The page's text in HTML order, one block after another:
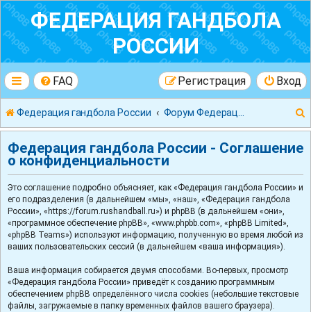
ФЕДЕРАЦИЯ ГАНДБОЛА
РОССИИ
FAQ Вход
Регистрация
Федерация гандбола России
Федерация гандбола России - Соглашение
о конфиденциальности
Это соглашение подробно объясняет, как «Федерация гандбола России» и
его подразделения (в дальнейшем «мы», «наш», «Федерация гандбола
России», «https://forum.rushandball.ru») и phpBB (в дальнейшем «они»,
«программное обеспечение phpBB», «www.phpbb.com», «phpBB Limited»,
«phpBB Teams») используют информацию, полученную во время любой из
ваших пользовательских сессий (в дальнейшем «ваша информация»).
Ваша информация собирается двумя способами. Во-первых, просмотр
«Федерация гандбола России» приведёт к созданию программным
обеспечением phpBB определённого числа cookies (небольшие текстовые
файлы, загружаемые в папку временных файлов вашего браузера).